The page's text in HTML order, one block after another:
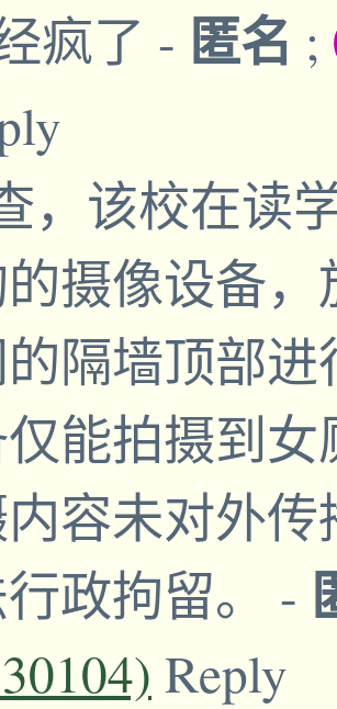
疯了 - 匿名 ;
，该校在读
摄像设备
隔墙顶部
能拍摄到
容未对外
政拘留。 -
Reply